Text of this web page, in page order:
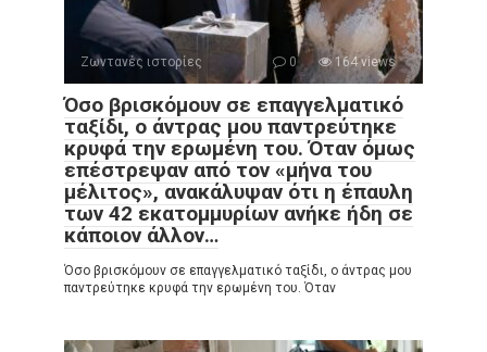
Ζωντανές ιστορίες 0 164 views
Όσο βρισκόμουν σε επαγγελματικό
ταξίδι, ο άντρας μου παντρεύτηκε
κρυφά την ερωμένη του. Όταν όμως
επέστρεψαν από τον «μήνα του
μέλιτος», ανακάλυψαν ότι η έπαυλη
των 42 εκατομμυρίων ανήκε ήδη σε
κάποιον άλλον…
Όσο βρισκόμουν σε επαγγελματικό ταξίδι, ο άντρας μου
παντρεύτηκε κρυφά την ερωμένη του. Όταν